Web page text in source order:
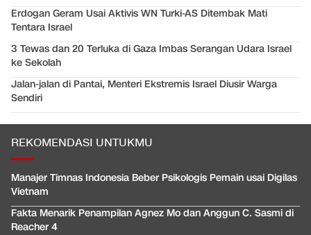
Erdogan Geram Usai Aktivis WN Turki-AS Ditembak Mati
Tentara Israel
3 Tewas dan 20 Terluka di Gaza Imbas Serangan Udara Israel
ke Sekolah
Jalan-jalan di Pantai, Menteri Ekstremis Israel Diusir Warga
Sendiri
REKOMENDASI UNTUKMU
Manajer Timnas Indonesia Beber Psikologis Pemain usai Digilas
Vietnam
Fakta Menarik Penampilan Agnez Mo dan Anggun C. Sasmi di
Reacher 4